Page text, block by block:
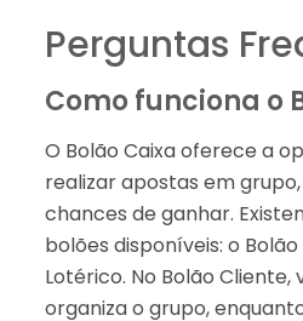
Perguntas
Como funciona o
O Bolão Caixa oferece a
realizar apostas em
chances de ganhar.
bolões disponíveis: o
Lotérico. No Bolão Cliente,
organiza o grupo,